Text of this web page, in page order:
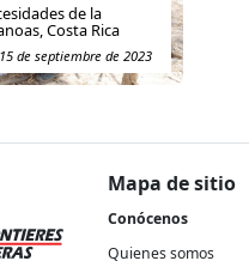
de la
Costa Rica
15 de septiembre de 2023
Mapa de sitio
Conócenos
Quienes somos